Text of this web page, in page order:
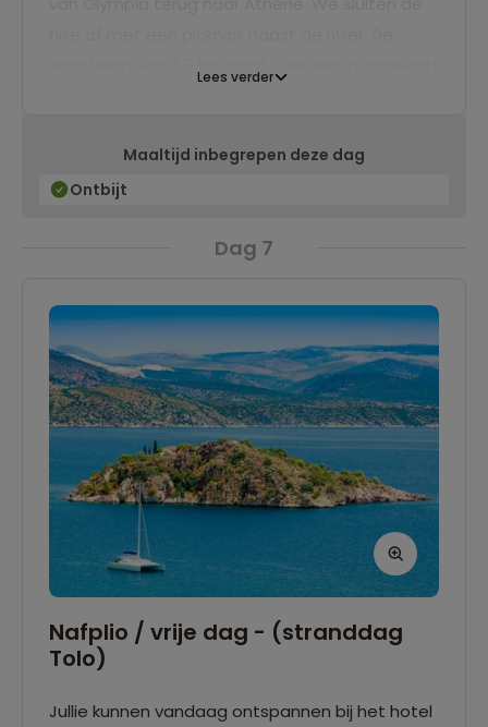
te doen. Hierna rijden we naar Nafplio, een
heerlijke stad met gezellige smalle straatjes,
Lees verder
Maaltijd inbegrepen deze dag
Ontbijt
Dag 7
Nafplio / vrije dag - (stranddag
Tolo)
Jullie kunnen vandaag ontspannen bij het hotel